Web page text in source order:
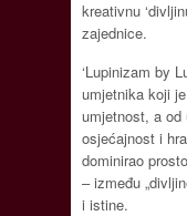
kreativnu
zajednice.
‘Lupinizam by
umjetnika koji
umjetnost, a od
osjećajnost i
dominirao
– između
i istine.